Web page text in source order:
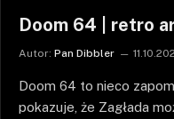
Doom 64 | retro
Autor: Pan Dibbler
Doom 64 to nieco
pokazuje, że Zagłada